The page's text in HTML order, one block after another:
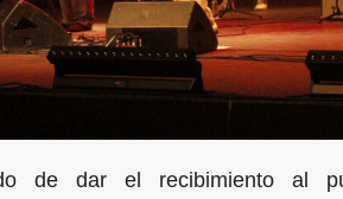
de dar el recibimiento al